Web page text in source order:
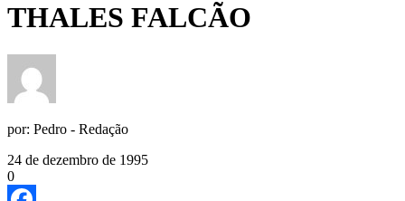
THALES FALCÃO
por: Pedro - Redação
24 de dezembro de 1995
0